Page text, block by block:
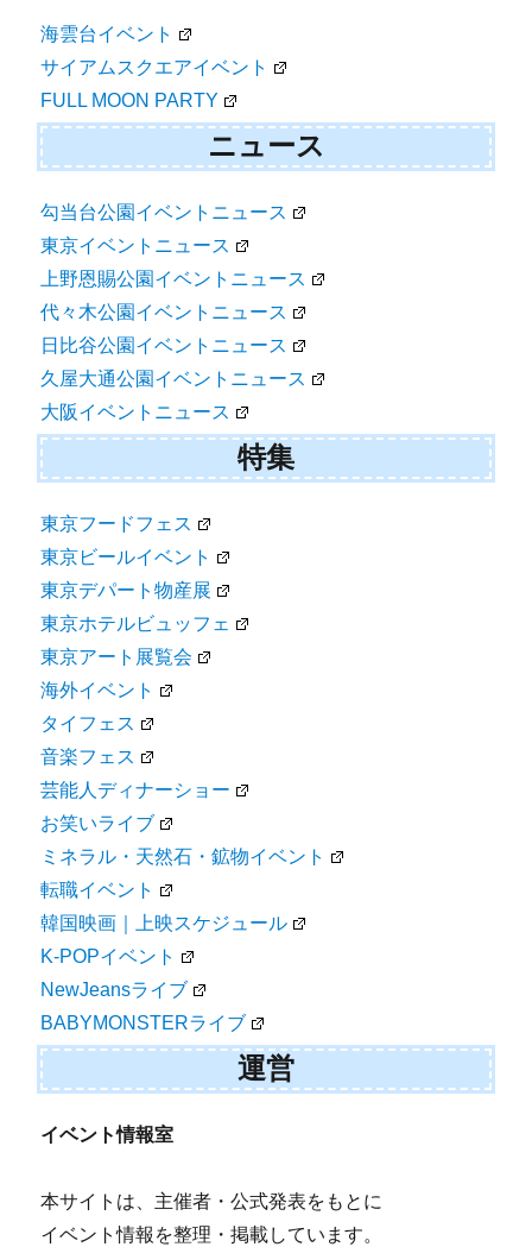
海雲台イベント
サイアムスクエアイベント
FULL MOON PARTY
ニュース
勾当台公園イベントニュース
東京イベントニュース
上野恩賜公園イベントニュース
代々木公園イベントニュース
日比谷公園イベントニュース
久屋大通公園イベントニュース
大阪イベントニュース
特集
東京フードフェス
東京ビールイベント
東京デパート物産展
東京ホテルビュッフェ
東京アート展覧会
海外イベント
タイフェス
音楽フェス
芸能人ディナーショー
お笑いライブ
ミネラル・天然石・鉱物イベント
転職イベント
韓国映画｜上映スケジュール
K-POPイベント
NewJeansライブ
BABYMONSTERライブ
運営
イベント情報室
本サイトは、主催者・公式発表をもとに
イベント情報を整理・掲載しています。